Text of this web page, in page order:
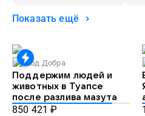
Показать ещё
Код Добра
Поддержим людей и
животных в Туапсе
после разлива мазута
850 421 ₽